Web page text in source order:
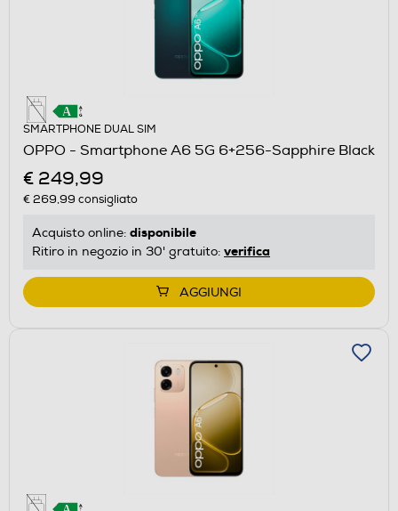
SMARTPHONE DUAL SIM
OPPO - Smartphone A6 5G 6+256-Sapphire Black
€ 249,99
€ 269,99 consigliato
Acquisto online: disponibile
Ritiro in negozio in 30' gratuito: verifica
AGGIUNGI